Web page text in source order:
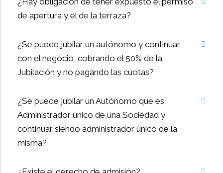
de apertura y el de la terraza?
¿Se puede jubilar un autónomo y continuar
con el negocio, cobrando el 50% de la
Jubilación y no pagando las cuotas?
¿Se puede jubilar un Autónomo que es
Administrador único de una Sociedad y
continuar siendo administrador único de la
misma?